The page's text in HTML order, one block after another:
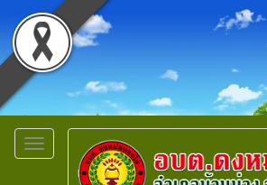
Toggle
navigation